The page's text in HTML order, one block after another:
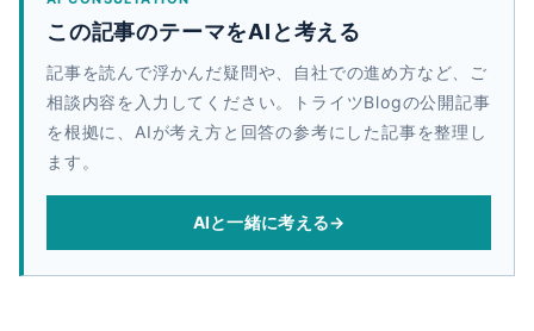
この記事のテーマをAIと考える
記事を読んで浮かんだ疑問や、自社での進め方など、ご
相談内容を入力してください。トライツBlogの公開記事
を根拠に、AIが考え方と回答の参考にした記事を整理し
ます。
AIと一緒に考える→